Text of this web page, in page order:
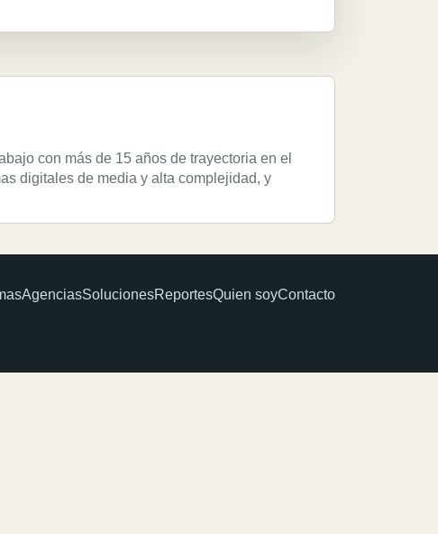
con más de 15 años de trayectoria en el
digitales de media y alta complejidad, y
AgenciasSolucionesReportesQuien soyContacto